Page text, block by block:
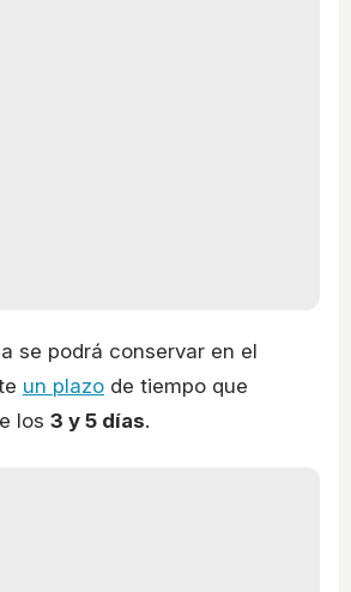
se podrá conservar en el
un plazo de tiempo que
los 3 y 5 días.